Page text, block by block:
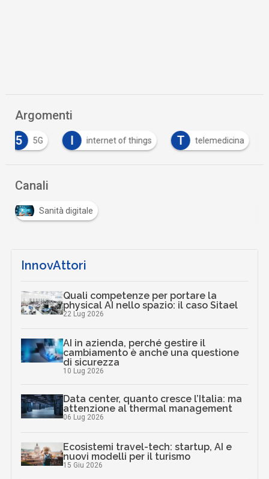
Argomenti
5
5G I internet of things T telemedicina
Canali
Sanità digitale
InnovAttori
Quali competenze per portare la
physical AI nello spazio: il caso Sitael
22 Lug 2026
AI in azienda, perché gestire il
cambiamento è anche una questione
di sicurezza
10 Lug 2026
Data center, quanto cresce l’Italia: ma
attenzione al thermal management
06 Lug 2026
Ecosistemi travel-tech: startup, AI e
nuovi modelli per il turismo
15 Giu 2026